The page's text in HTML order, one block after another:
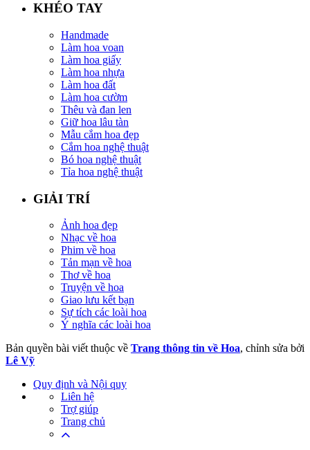
KHÉO TAY
Handmade
Làm hoa voan
Làm hoa giấy
Làm hoa nhựa
Làm hoa đất
Làm hoa cườm
Thêu và đan len
Giữ hoa lâu tàn
Mẫu cắm hoa đẹp
Cắm hoa nghệ thuật
Bó hoa nghệ thuật
Tỉa hoa nghệ thuật
GIẢI TRÍ
Ảnh hoa đẹp
Nhạc về hoa
Phim về hoa
Tản mạn về hoa
Thơ về hoa
Truyện về hoa
Giao lưu kết bạn
Sự tích các loài hoa
Ý nghĩa các loài hoa
Bản quyền bài viết thuộc về Trang thông tin về Hoa, chỉnh sửa bởi
Lê Vỹ
Quy định và Nội quy
Liên hệ
Trợ giúp
Trang chủ